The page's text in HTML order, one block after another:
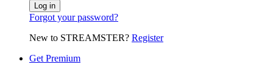
Forgot your password?
New to STREAMSTER? Register
Get Premium